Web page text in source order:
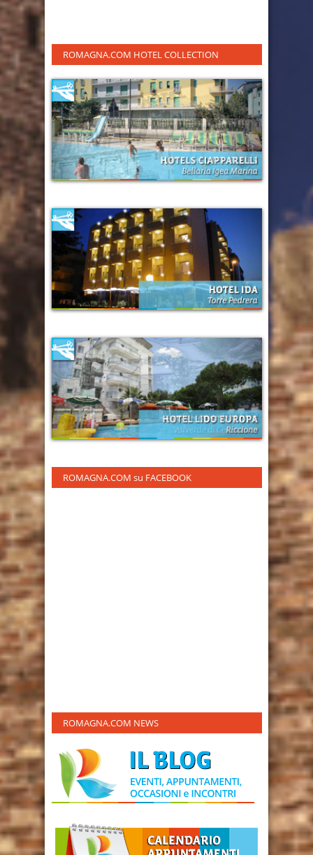
ROMAGNA.COM HOTEL COLLECTION
ROMAGNA.COM su FACEBOOK
ROMAGNA.COM NEWS